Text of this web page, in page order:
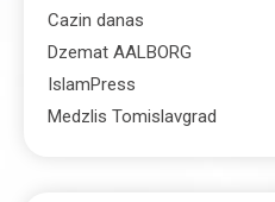
Cazin danas
Dzemat AALBORG
IslamPress
Medzlis Tomislavgrad